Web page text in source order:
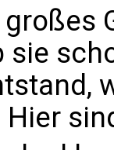
sie
Hier